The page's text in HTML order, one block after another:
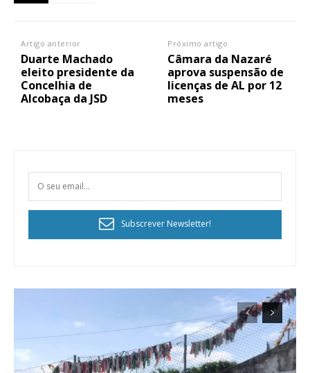
Artigo anterior
Duarte Machado
eleito presidente da
Concelhia de
Alcobaça da JSD
Próximo artigo
Câmara da Nazaré
aprova suspensão de
licenças de AL por 12
meses
Subscrever Newsletter!